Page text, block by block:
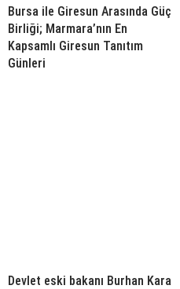
Bursa ile Giresun Arasında Güç
Birliği; Marmara’nın En
Kapsamlı Giresun Tanıtım
Günleri
Devlet eski bakanı Burhan Kara